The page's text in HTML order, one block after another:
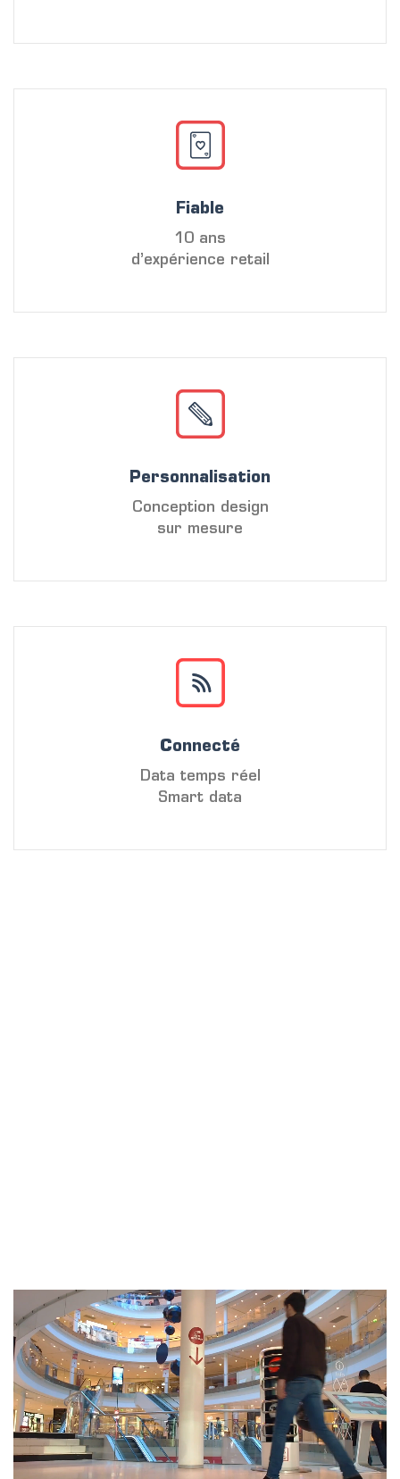
Fiable
10 ans
d’expérience retail
Personnalisation
Conception design
sur mesure
Connecté
Data temps réel
Smart data